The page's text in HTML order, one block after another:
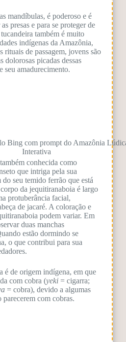
mandíbulas, é poderoso e é
presas e para se proteger de
também é muito
indígenas da Amazônia,
rituais de passagem, jovens são
dolorosas picadas dessas
seu amadurecimento.
Bing com prompt do Amazônia
Interativa
conhecida como
que intriga pela sua
seu temido ferrão que está
da jequitiranaboia é largo
protuberância facial,
de jacaré. A coloração e
podem variar. Em
duas manchas
estão dormindo se
o que contribui para sua
é de origem indígena, em que
com cobra (yeki= cigarra;
= cobra), devido a algumas
parecerem com cobras.